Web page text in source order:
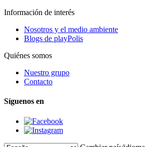
Información de interés
Nosotros y el medio ambiente
Blogs de playPolis
Quiénes somos
Nuestro grupo
Contacto
Síguenos en